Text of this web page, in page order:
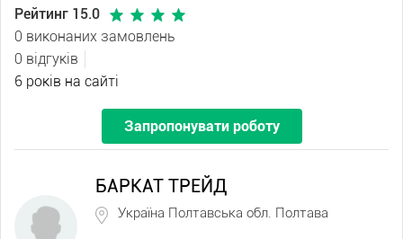
Рейтинг 15.0
0 виконаних замовлень
0 відгуків
6 років на сайті
Запропонувати роботу
БАРКАТ ТРЕЙД
Україна Полтавська обл. Полтава